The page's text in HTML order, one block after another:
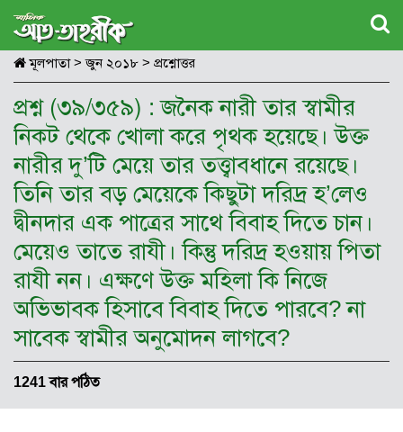
মূলপাতা> জুন ২০১৮ > প্রশ্নোত্তর
প্রশ্ন (৩৯/৩৫৯) : জনৈক নারী তার স্বামীর
নিকট থেকে খোলা করে পৃথক হয়েছে। উক্ত
নারীর দু’টি মেয়ে তার তত্ত্বাবধানে রয়েছে।
তিনি তার বড় মেয়েকে কিছুটা দরিদ্র হ’লেও
দ্বীনদার এক পাত্রের সাথে বিবাহ দিতে চান।
মেয়েও তাতে রাযী। কিন্তু দরিদ্র হওয়ায় পিতা
রাযী নন। এক্ষণে উক্ত মহিলা কি নিজে
অভিভাবক হিসাবে বিবাহ দিতে পারবে? না
সাবেক স্বামীর অনুমোদন লাগবে?
1241 বার পঠিত